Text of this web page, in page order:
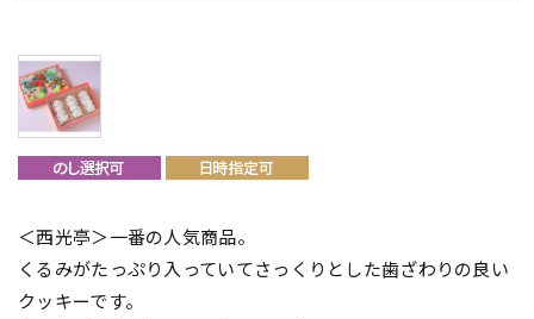
＜西光亭＞一番の人気商品。
くるみがたっぷり入っていてさっくりとした歯ざわりの良い
クッキーです。